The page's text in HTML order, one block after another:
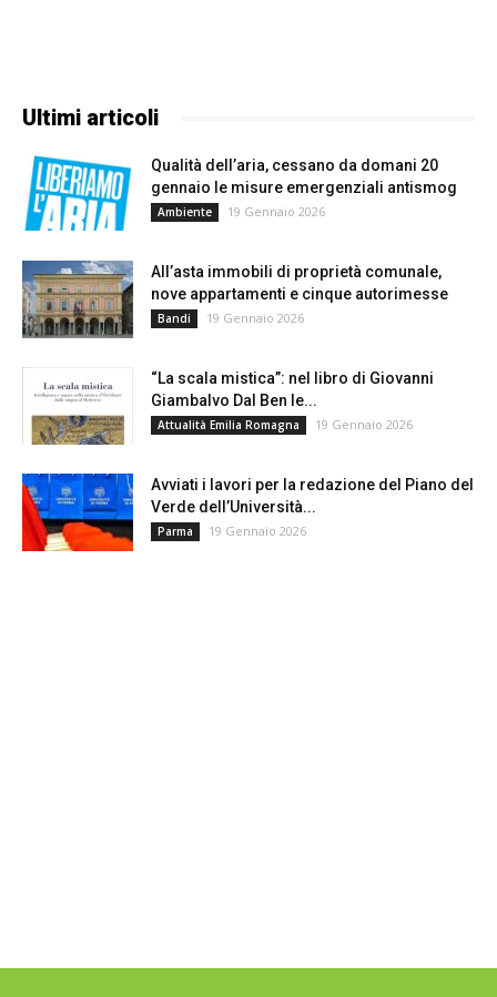
Ultimi articoli
Qualità dell’aria, cessano da domani 20
gennaio le misure emergenziali antismog
Ambiente 19 Gennaio 2026
All’asta immobili di proprietà comunale,
nove appartamenti e cinque autorimesse
Bandi 19 Gennaio 2026
“La scala mistica”: nel libro di Giovanni
Giambalvo Dal Ben le...
Attualità Emilia Romagna 19 Gennaio 2026
Avviati i lavori per la redazione del Piano del
Verde dell’Università...
Parma 19 Gennaio 2026